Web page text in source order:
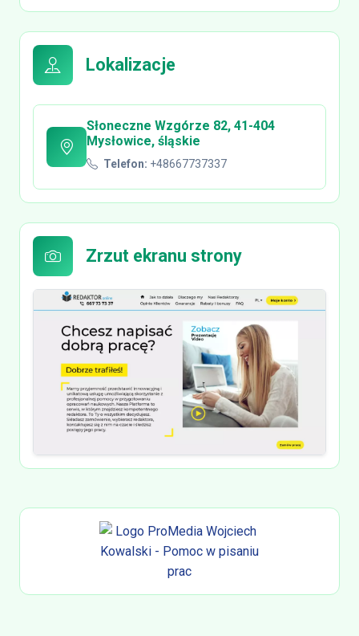
Lokalizacje
Słoneczne Wzgórze 82, 41-404
Mysłowice, śląskie
Telefon: +48667737337
Zrzut ekranu strony